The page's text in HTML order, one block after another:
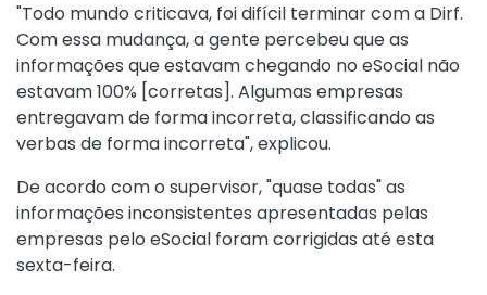
"Todo mundo criticava, foi difícil terminar com a Dirf.
Com essa mudança, a gente percebeu que as
informações que estavam chegando no eSocial não
estavam 100% [corretas]. Algumas empresas
entregavam de forma incorreta, classificando as
verbas de forma incorreta", explicou.
De acordo com o supervisor, "quase todas" as
informações inconsistentes apresentadas pelas
empresas pelo eSocial foram corrigidas até esta
sexta-feira.